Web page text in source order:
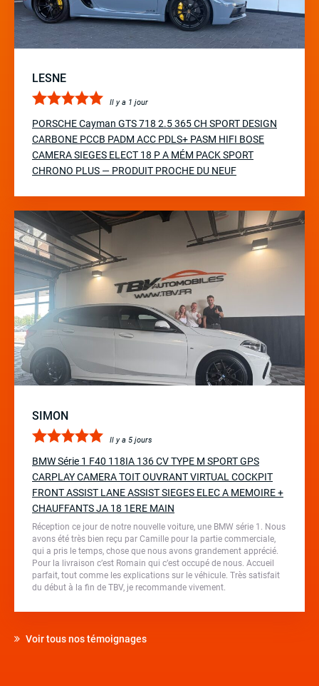
LESNE
Il y a 1 jour
PORSCHE Cayman GTS 718 2.5 365 CH SPORT DESIGN
CARBONE PCCB PADM ACC PDLS+ PASM HIFI BOSE
CAMERA SIEGES ELECT 18 P A MÉM PACK SPORT
CHRONO PLUS — PRODUIT PROCHE DU NEUF
SIMON
Il y a 5 jours
BMW Série 1 F40 118IA 136 CV TYPE M SPORT GPS
CARPLAY CAMERA TOIT OUVRANT VIRTUAL COCKPIT
FRONT ASSIST LANE ASSIST SIEGES ELEC A MEMOIRE +
CHAUFFANTS JA 18 1ERE MAIN
Réception ce jour de notre nouvelle voiture, une BMW série 1. Nous
avons été très bien reçu par Camille pour la partie commerciale,
qui a pris le temps, chose que nous avons grandement apprécié.
Pour la livraison c’est Romain qui c’est occupé de nous. Accueil
parfait, tout comme les explications sur le véhicule. Très satisfait
du début à la fin de TBV, je recommande vivement.
Voir tous nos témoignages